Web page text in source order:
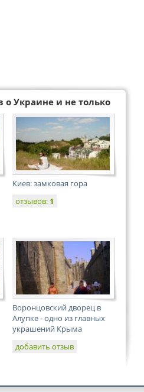
о Украине и не только
Киев: замковая гора
отзывов: 1
Воронцовский дворец в
Алупке - одно из главных
украшений Крыма
добавить отзыв